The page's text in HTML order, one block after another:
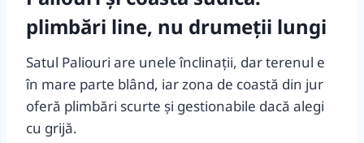
plimbări line, nu drumeții lungi
Satul Paliouri are unele înclinații, dar terenul e
în mare parte blând, iar zona de coastă din jur
oferă plimbări scurte și gestionabile dacă alegi
cu grijă.